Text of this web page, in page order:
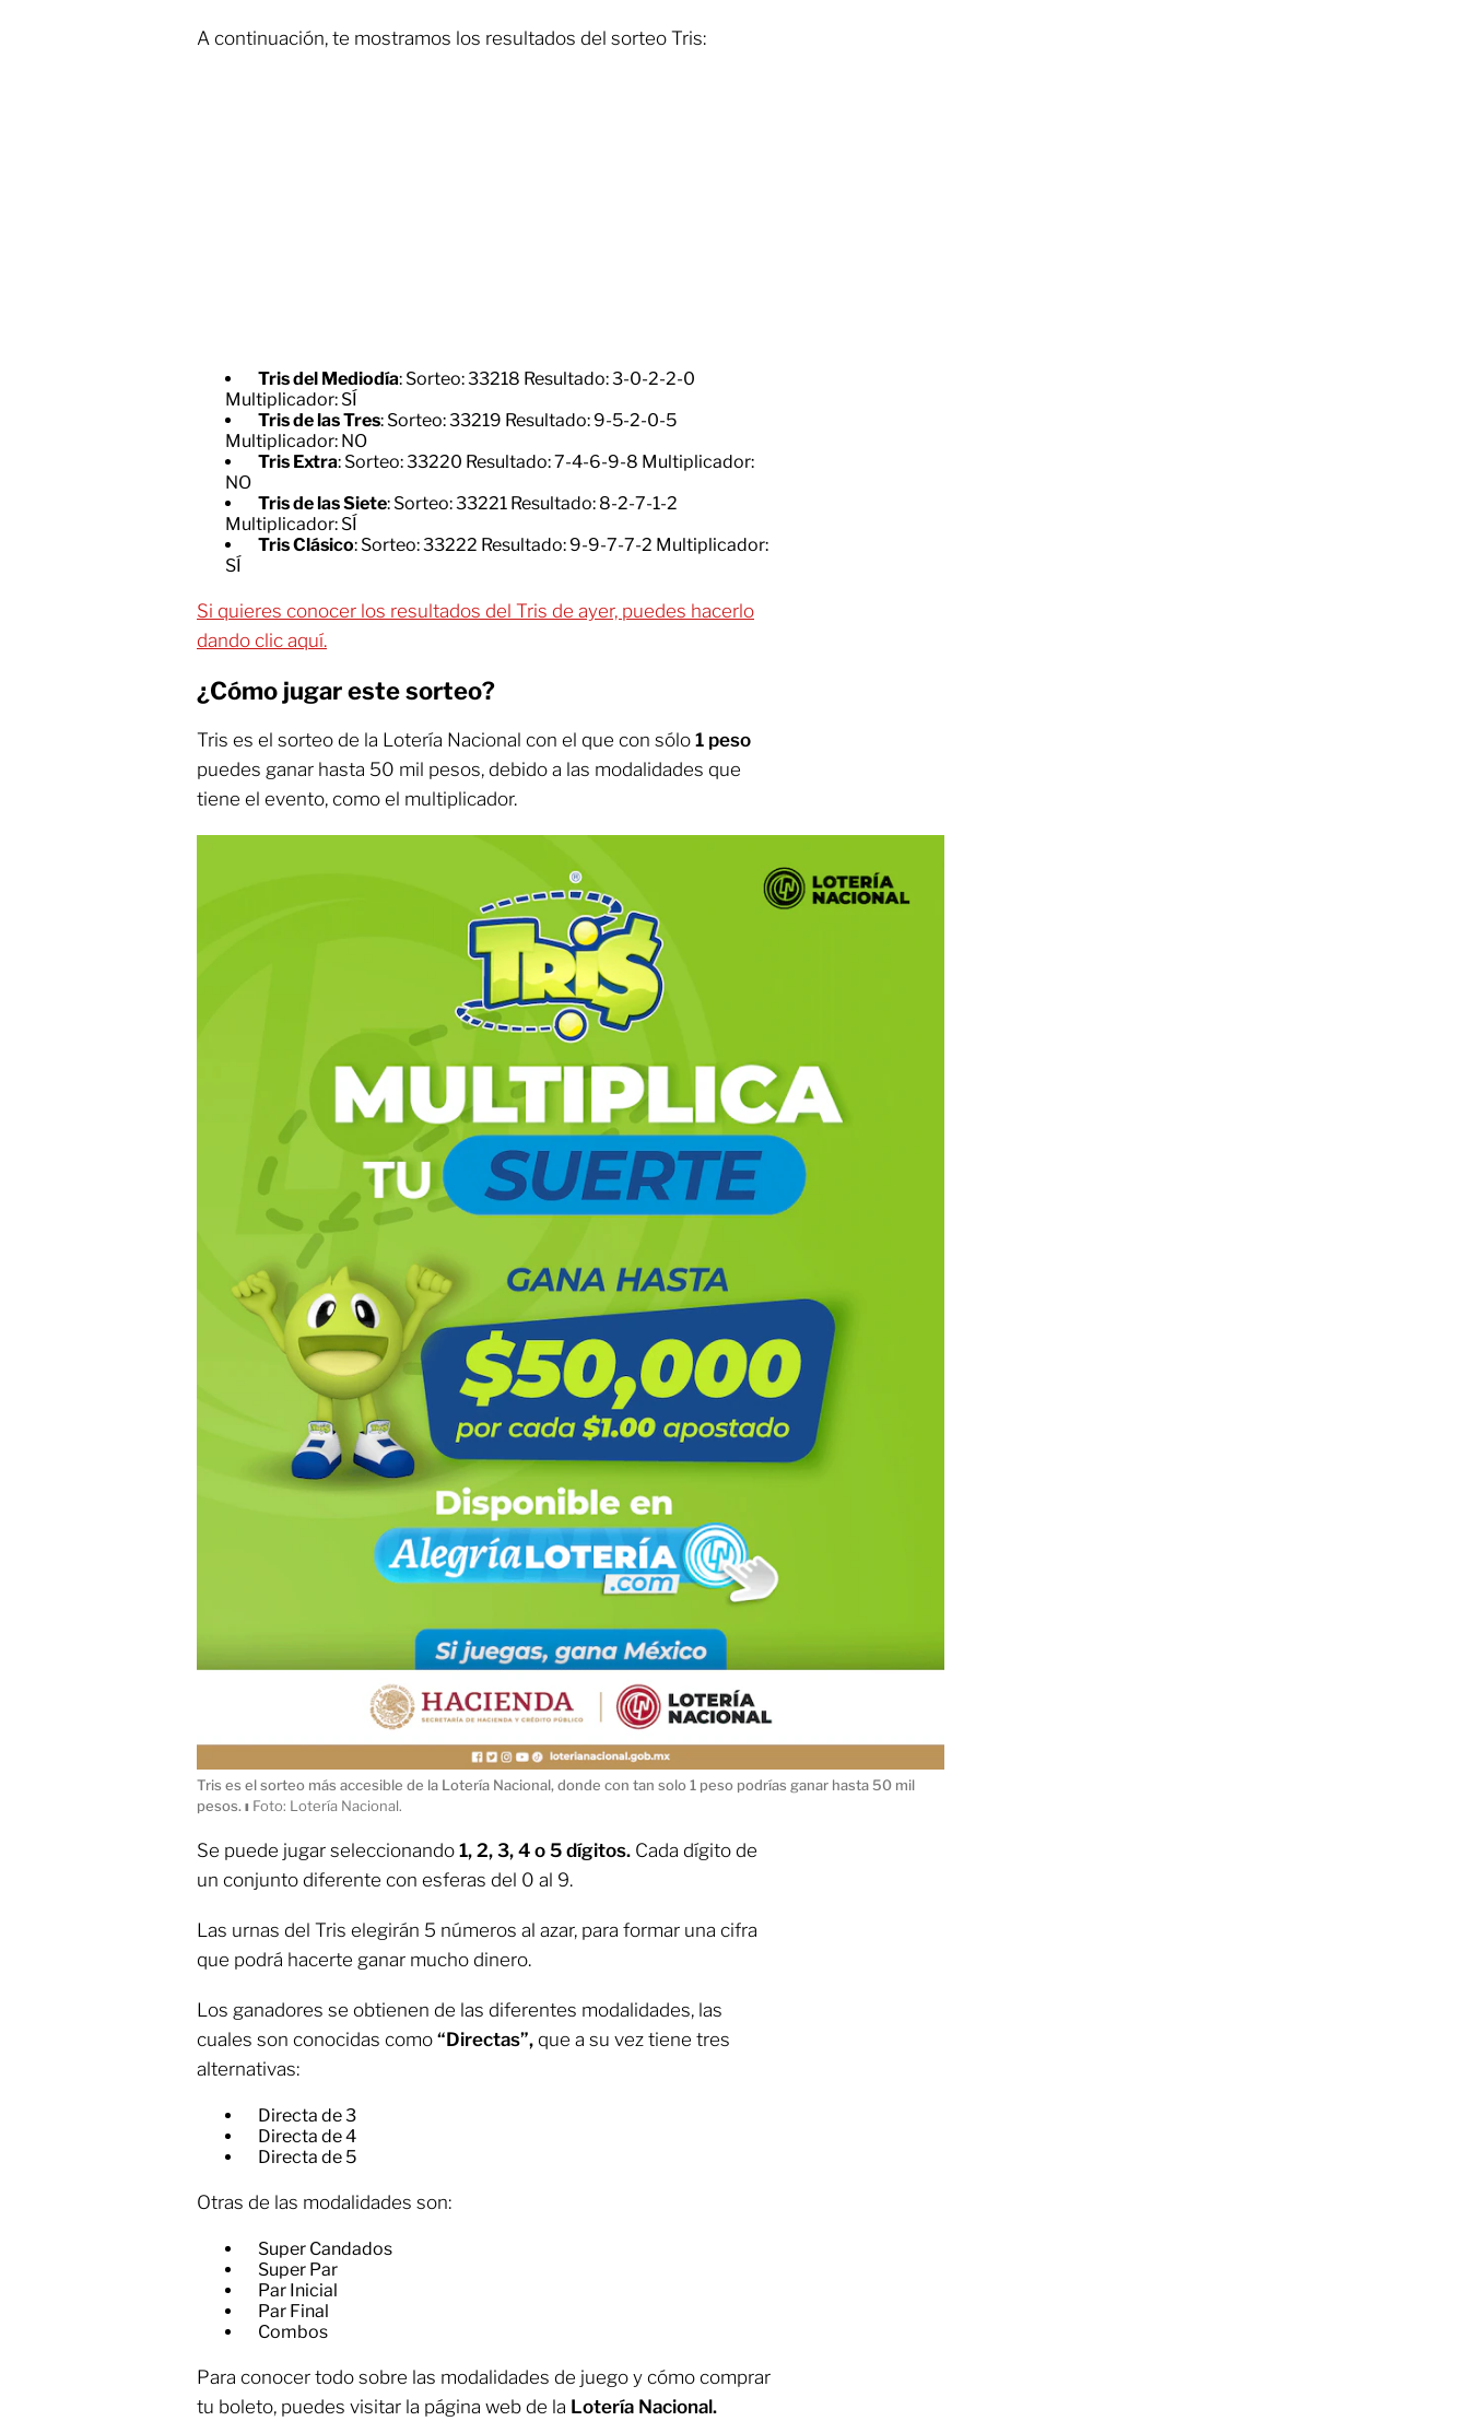
A continuación, te mostramos los resultados del sorteo Tris:
Tris del Mediodía: Sorteo: 33218 Resultado: 3-0-2-2-0
Multiplicador: SÍ
Tris de las Tres: Sorteo: 33219 Resultado: 9-5-2-0-5
Multiplicador: NO
Tris Extra: Sorteo: 33220 Resultado: 7-4-6-9-8 Multiplicador:
NO
Tris de las Siete: Sorteo: 33221 Resultado: 8-2-7-1-2
Multiplicador: SÍ
Tris Clásico: Sorteo: 33222 Resultado: 9-9-7-7-2 Multiplicador:
SÍ
Si quieres conocer los resultados del Tris de ayer, puedes hacerlo
dando clic aquí.
¿Cómo jugar este sorteo?
Tris es el sorteo de la Lotería Nacional con el que con sólo 1 peso
puedes ganar hasta 50 mil pesos, debido a las modalidades que
tiene el evento, como el multiplicador.
Tris es el sorteo más accesible de la Lotería Nacional, donde con tan solo 1 peso podrías ganar hasta 50 mil
pesos. ı Foto: Lotería Nacional.
Se puede jugar seleccionando 1, 2, 3, 4 o 5 dígitos. Cada dígito de
un conjunto diferente con esferas del 0 al 9.
Las urnas del Tris elegirán 5 números al azar, para formar una cifra
que podrá hacerte ganar mucho dinero.
Los ganadores se obtienen de las diferentes modalidades, las
cuales son conocidas como “Directas”, que a su vez tiene tres
alternativas:
Directa de 3
Directa de 4
Directa de 5
Otras de las modalidades son:
Super Candados
Super Par
Par Inicial
Par Final
Combos
Para conocer todo sobre las modalidades de juego y cómo comprar
tu boleto, puedes visitar la página web de la Lotería Nacional.